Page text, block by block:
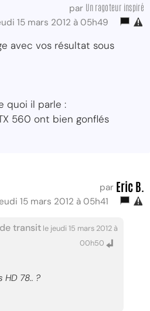
par Un ragoteur inspiré
15 mars 2012 à 05h49
avec vos résultat sous
quoi il parle :
560 ont bien gonflés
par Eric B.
15 mars 2012 à 05h41
transit le jeudi 15 mars 2012 à
00h50
78.. ?